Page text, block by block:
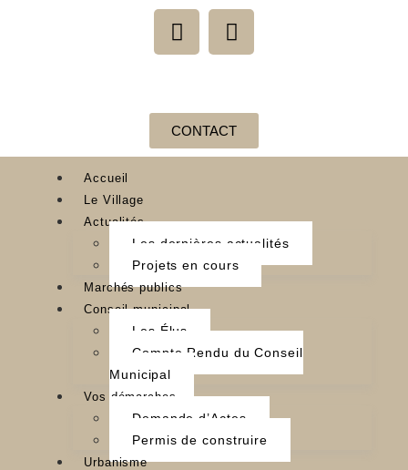
CONTACT
Accueil
Le Village
Actualités
Les dernières actualités
Projets en cours
Marchés publics
Conseil municipal
Les Élus
Compte Rendu du Conseil
Municipal
Vos démarches
Demande d’Actes
Permis de construire
Urbanisme